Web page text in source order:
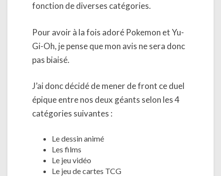
fonction de diverses catégories.
Pour avoir à la fois adoré Pokemon et Yu-
Gi-Oh, je pense que mon avis ne sera donc
pas biaisé.
J’ai donc décidé de mener de front ce duel
épique entre nos deux géants selon les 4
catégories suivantes :
Le dessin animé
Les films
Le jeu vidéo
Le jeu de cartes TCG